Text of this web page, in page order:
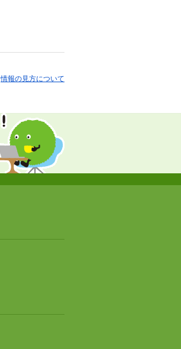
情報の見方について